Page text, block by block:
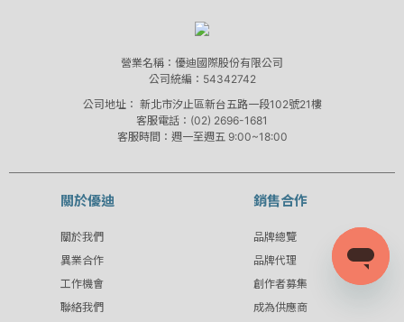
營業名稱：優迪國際股份有限公司
公司統編：54342742
公司地址： 新北市汐止區新台五路一段102號21樓
客服電話：(02) 2696-1681
客服時間：週一至週五 9:00~18:00
關於優迪
關於我們
異業合作
工作機會
聯絡我們
銷售合作
品牌總覽
品牌代理
創作者募集
成為供應商